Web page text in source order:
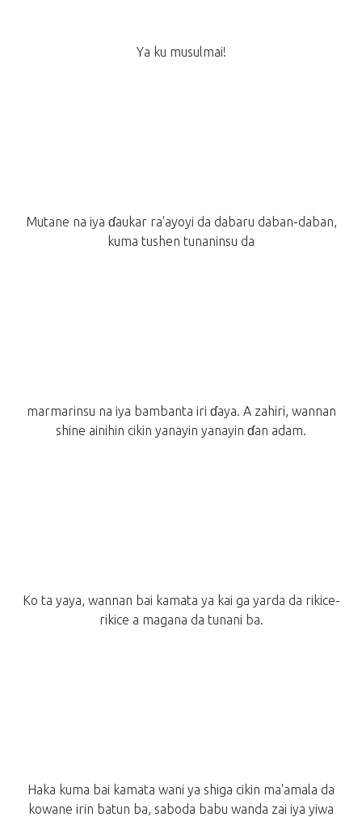
Ya ku musulmai!
Mutane na iya ɗaukar ra'ayoyi da dabaru daban-daban,
kuma tushen tunaninsu da
marmarinsu na iya bambanta iri ɗaya. A zahiri, wannan
shine ainihin cikin yanayin yanayin ɗan adam.
Ko ta yaya, wannan bai kamata ya kai ga yarda da rikice-
rikice a magana da tunani ba.
Haka kuma bai kamata wani ya shiga cikin ma'amala da
kowane irin batun ba, saboda babu wanda zai iya yiwa